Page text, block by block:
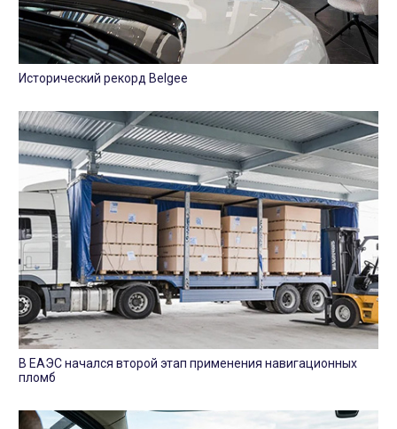
Исторический рекорд Belgee
В ЕАЭС начался второй этап применения навигационных
пломб